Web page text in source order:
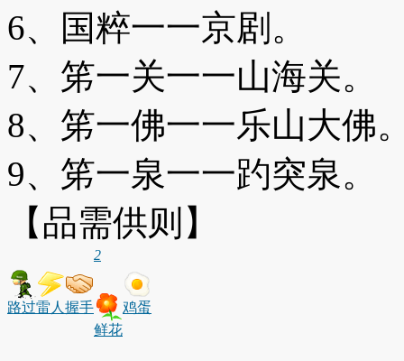
6、国粹一一京剧。
7、笫一关一一山海关。
8、笫一佛一一乐山大佛
9、笫一泉一一趵突泉。
【品需供则】
路过雷人 握手
2
鲜花
鸡蛋